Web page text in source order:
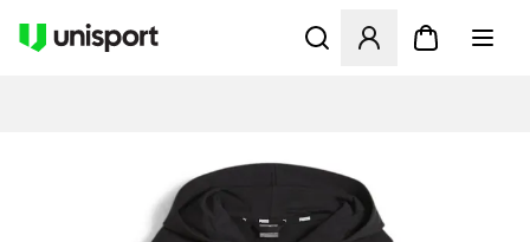
Opent een venster om in